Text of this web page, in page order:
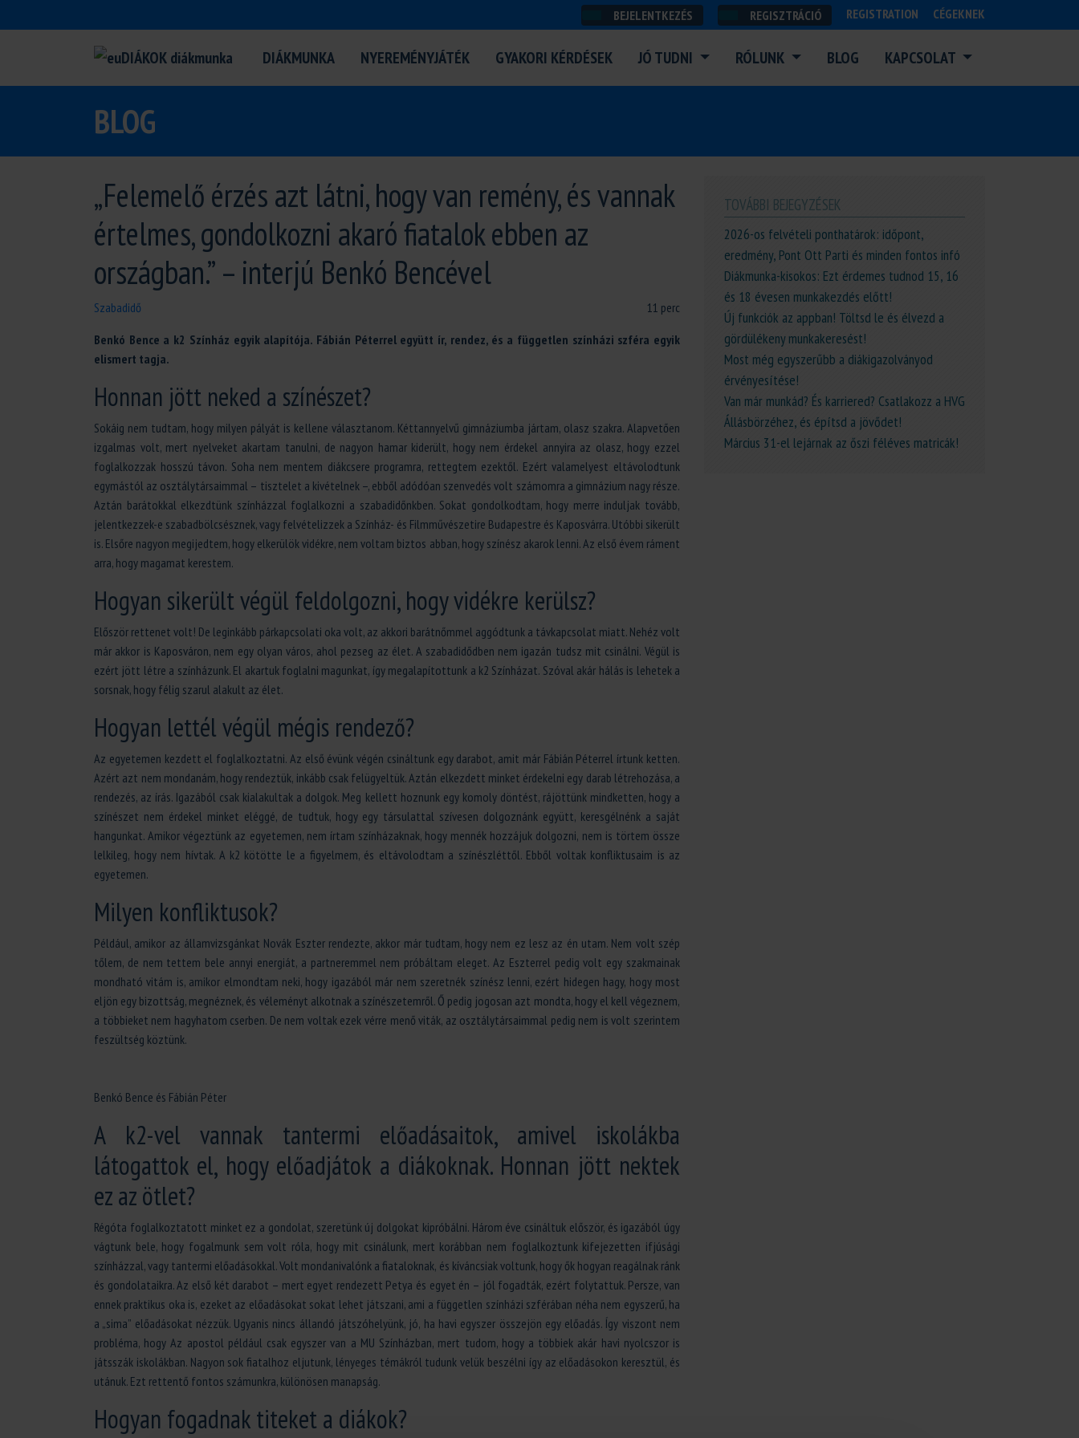
BEJELENTKEZÉS REGISZTRÁCIÓ REGISTRATION CÉGEKNEK
DIÁKMUNKA NYEREMÉNYJÁTÉK GYAKORI KÉRDÉSEK JÓ TUDNI RÓLUNK BLOG KAPCSOLAT
BLOG
„Felemelő érzés azt látni, hogy van remény, és vannak
értelmes, gondolkozni akaró fiatalok ebben az
országban.” – interjú Benkó Bencével
Szabadidő
11 perc
Benkó Bence a k2 Színház egyik alapítója. Fábián Péterrel együtt ír, rendez, és a független színházi szféra egyik
elismert tagja.
Honnan jött neked a színészet?
Sokáig nem tudtam, hogy milyen pályát is kellene választanom. Kéttannyelvű gimnáziumba jártam, olasz szakra. Alapvetően
izgalmas volt, mert nyelveket akartam tanulni, de nagyon hamar kiderült, hogy nem érdekel annyira az olasz, hogy ezzel
foglalkozzak hosszú távon. Soha nem mentem diákcsere programra, rettegtem ezektől. Ezért valamelyest eltávolodtunk
egymástól az osztálytársaimmal – tisztelet a kivételnek –, ebből adódóan szenvedés volt számomra a gimnázium nagy része.
Aztán barátokkal elkezdtünk színházzal foglalkozni a szabadidőnkben. Sokat gondolkodtam, hogy merre induljak tovább,
jelentkezzek-e szabadbölcsésznek, vagy felvételizzek a Színház- és Filmművészetire Budapestre és Kaposvárra. Utóbbi sikerült
is. Elsőre nagyon megijedtem, hogy elkerülök vidékre, nem voltam biztos abban, hogy színész akarok lenni. Az első évem ráment
arra, hogy magamat kerestem.
Hogyan sikerült végül feldolgozni, hogy vidékre kerülsz?
Először rettenet volt! De leginkább párkapcsolati oka volt, az akkori barátnőmmel aggódtunk a távkapcsolat miatt. Nehéz volt
már akkor is Kaposváron, nem egy olyan város, ahol pezseg az élet. A szabadidődben nem igazán tudsz mit csinálni. Végül is
ezért jött létre a színházunk. El akartuk foglalni magunkat, így megalapítottunk a k2 Színházat. Szóval akár hálás is lehetek a
sorsnak, hogy félig szarul alakult az élet.
Hogyan lettél végül mégis rendező?
Az egyetemen kezdett el foglalkoztatni. Az első évünk végén csináltunk egy darabot, amit már Fábián Péterrel írtunk ketten.
Azért azt nem mondanám, hogy rendeztük, inkább csak felügyeltük. Aztán elkezdett minket érdekelni egy darab létrehozása, a
rendezés, az írás. Igazából csak kialakultak a dolgok. Meg kellett hoznunk egy komoly döntést, rájöttünk mindketten, hogy a
színészet nem érdekel minket eléggé, de tudtuk, hogy egy társulattal szívesen dolgoznánk együtt, keresgélnénk a saját
hangunkat. Amikor végeztünk az egyetemen, nem írtam színházaknak, hogy mennék hozzájuk dolgozni, nem is törtem össze
lelkileg, hogy nem hívtak. A k2 kötötte le a figyelmem, és eltávolodtam a színészléttől. Ebből voltak konfliktusaim is az
egyetemen.
Milyen konfliktusok?
Például, amikor az államvizsgánkat Novák Eszter rendezte, akkor már tudtam, hogy nem ez lesz az én utam. Nem volt szép
tőlem, de nem tettem bele annyi energiát, a partneremmel nem próbáltam eleget. Az Eszterrel pedig volt egy szakmainak
mondható vitám is, amikor elmondtam neki, hogy igazából már nem szeretnék színész lenni, ezért hidegen hagy, hogy most
eljön egy bizottság, megnéznek, és véleményt alkotnak a színészetemről. Ő pedig jogosan azt mondta, hogy el kell végeznem,
a többieket nem hagyhatom cserben. De nem voltak ezek vérre menő viták, az osztálytársaimmal pedig nem is volt szerintem
feszültség köztünk.
Benkó Bence és Fábián Péter
A k2-vel vannak tantermi előadásaitok, amivel iskolákba
látogattok el, hogy előadjátok a diákoknak. Honnan jött nektek
ez az ötlet?
Régóta foglalkoztatott minket ez a gondolat, szeretünk új dolgokat kipróbálni. Három éve csináltuk először, és igazából úgy
vágtunk bele, hogy fogalmunk sem volt róla, hogy mit csinálunk, mert korábban nem foglalkoztunk kifejezetten ifjúsági
színházzal, vagy tantermi előadásokkal. Volt mondanivalónk a fiataloknak, és kíváncsiak voltunk, hogy ők hogyan reagálnak ránk
és gondolataikra. Az első két darabot – mert egyet rendezett Petya és egyet én – jól fogadták, ezért folytattuk. Persze, van
ennek praktikus oka is, ezeket az előadásokat sokat lehet játszani, ami a független színházi szférában néha nem egyszerű, ha
a „sima” előadásokat nézzük. Ugyanis nincs állandó játszóhelyünk, jó, ha havi egyszer összejön egy előadás. Így viszont nem
probléma, hogy Az apostol például csak egyszer van a MU Színházban, mert tudom, hogy a többiek akár havi nyolcszor is
játsszák iskolákban. Nagyon sok fiatalhoz eljutunk, lényeges témákról tudunk velük beszélni így az előadásokon keresztül, és
utánuk. Ezt rettentő fontos számunkra, különösen manapság.
Hogyan fogadnak titeket a diákok?
TOVÁBBI BEJEGYZÉSEK
2026-os felvételi ponthatárok: időpont,
eredmény, Pont Ott Parti és minden fontos infó
Diákmunka-kisokos: Ezt érdemes tudnod 15, 16
és 18 évesen munkakezdés előtt!
Új funkciók az appban! Töltsd le és élvezd a
gördülékeny munkakeresést!
Most még egyszerűbb a diákigazolványod
érvényesítése!
Van már munkád? És karriered? Csatlakozz a HVG
Állásbörzéhez, és építsd a jövődet!
Március 31-el lejárnak az őszi féléves matricák!